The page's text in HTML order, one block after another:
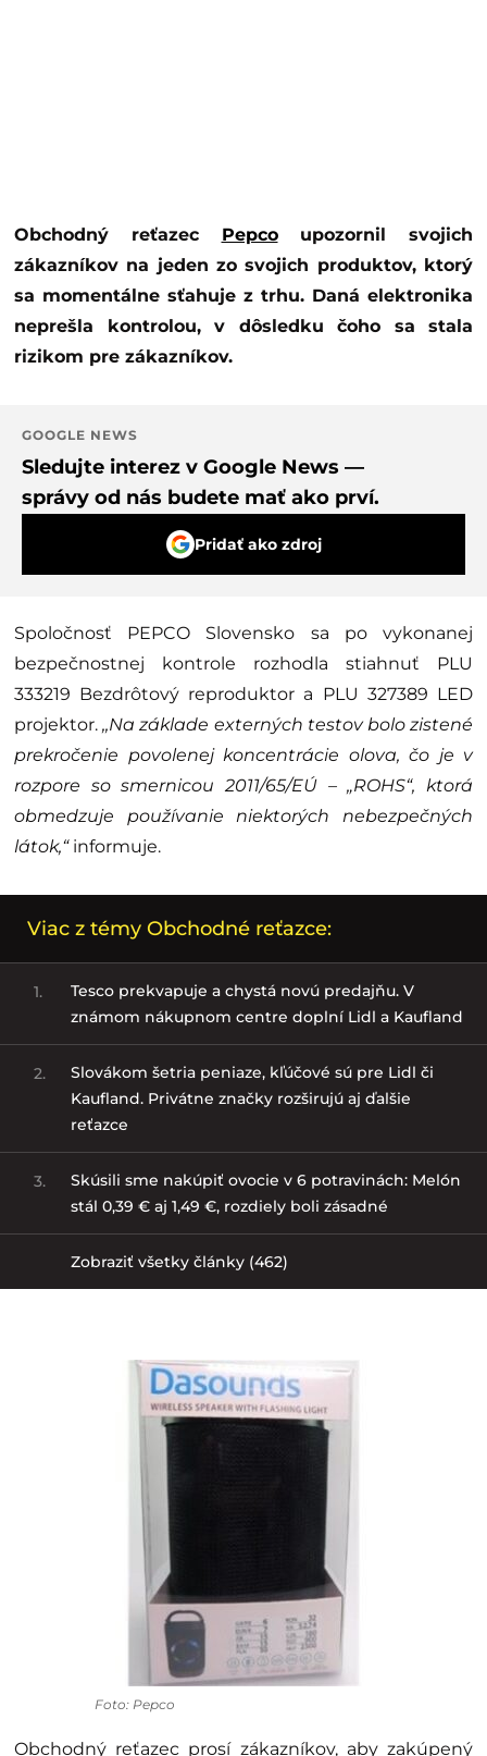
Obchodný reťazec Pepcoupozornil svojich
zákazníkov na jeden zo svojich produktov, ktorý
sa momentálne sťahuje z trhu. Daná elektronika
neprešla kontrolou, v dôsledku čoho sa stala
rizikom pre zákazníkov.
GOOGLE NEWS
Sledujte interez v Google News —
správy od nás budete mať ako prví.
Pridať ako zdroj
Spoločnosť PEPCO Slovensko sa po vykonanej
bezpečnostnej kontrole rozhodla stiahnuť PLU
333219 Bezdrôtový reproduktor a PLU 327389 LED
projektor.,,Na základe externých testov bolo zistené
prekročenie povolenej koncentrácie olova, čo je v
rozpore so smernicou 2011/65/EÚ – „ROHS“, ktorá
obmedzuje používanie niektorých nebezpečných
látok,“informuje.
Viac z témy Obchodné reťazce:
1.
Tesco prekvapuje a chystá novú predajňu. V
známom nákupnom centre doplní Lidl a Kaufland
2.
Slovákom šetria peniaze, kľúčové sú pre Lidl či
Kaufland. Privátne značky rozširujú aj ďalšie
reťazce
3.
Skúsili sme nakúpiť ovocie v 6 potravinách: Melón
stál 0,39 € aj 1,49 €, rozdiely boli zásadné
Zobraziť všetky články (462)
Foto: Pepco
Obchodný reťazec prosí zákazníkov, aby zakúpený